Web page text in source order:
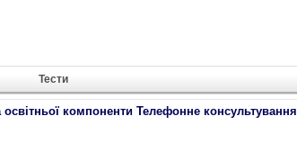
Тести
компоненти Телефонне консультування